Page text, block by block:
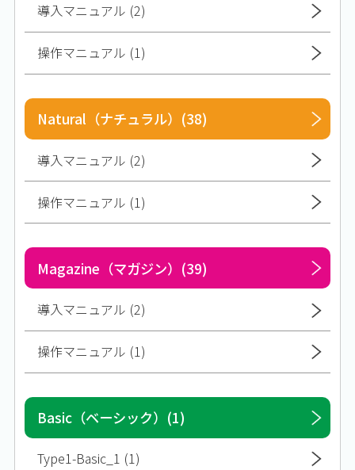
導入マニュアル (2)
操作マニュアル (1)
Natural（ナチュラル）(38)
導入マニュアル (2)
操作マニュアル (1)
Magazine（マガジン）(39)
導入マニュアル (2)
操作マニュアル (1)
Basic（ベーシック）(1)
Type1-Basic_1 (1)